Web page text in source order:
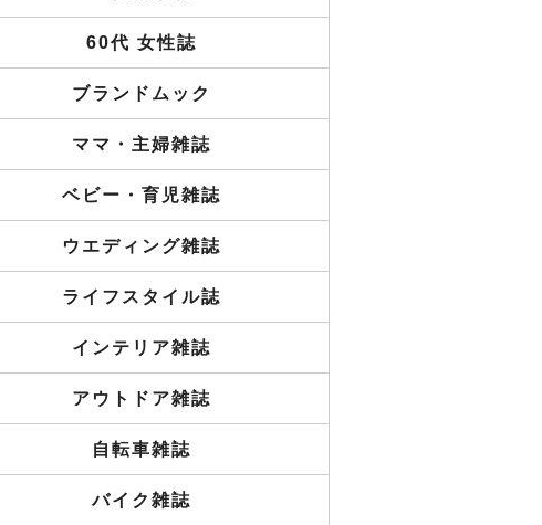
60代 女性誌
ブランドムック
ママ・主婦雑誌
ベビー・育児雑誌
ウエディング雑誌
ライフスタイル誌
インテリア雑誌
アウトドア雑誌
自転車雑誌
バイク雑誌